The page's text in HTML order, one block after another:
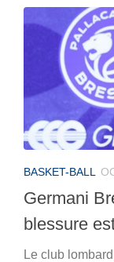
BASKET-BALL
Germani
blessure
Le club